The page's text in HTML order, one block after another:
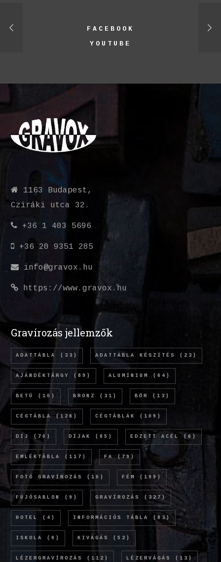
FACEBOOK
YOUTUBE
1163 Budapest,
Cziráki utca 32.
+36 1 403 5696
+36 20 9351 285
info@gravox.hu
https://www.gravox.hu
Gravírozás jellemzők
ADATTÁBLA (33) ADATTÁBLA KÉSZÍTÉS (23)
AJÁNDÉKTÁRGY (89) ALUMÍNIUM (64)
BETŰ (10) BRONZ (31) BŐR (13)
CÉGTÁBLA (126) CÉGTÁBLÁK (109)
DÍJ (70) DÍJAK (85) EDZETT ACÉL (6)
EMLÉKTÁBLA (117) FA (79)
FOTÓ GRAVÍROZÁS (10) FÉM (199)
FÚJÓSABLON (9) GRAVÍROZÁS (327)
HOTEL (4) INFORMÁCIÓS TÁBLA (83)
ISKOLA (6) KIVÁGÁS (52)
LÉZERGRAVÍROZÁS (112) LÉZERVÁGÁS (13)